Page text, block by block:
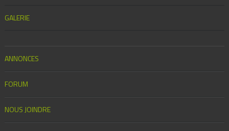
GALERIE
ANNONCES
FORUM
NOUS JOINDRE